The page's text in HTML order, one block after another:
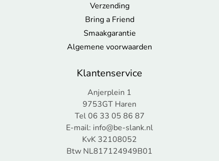
Verzending
Bring a Friend
Smaakgarantie
Algemene voorwaarden
Klantenservice
Anjerplein 1
9753GT Haren
Tel 06 33 05 86 87
E-mail: info@be-slank.nl
KvK 32108052
Btw NL817124949B01